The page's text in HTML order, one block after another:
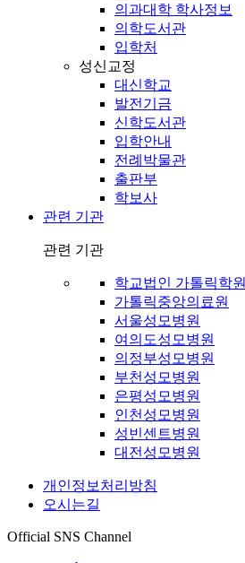
의과대학 학사정보
의학도서관
입학처
성신교정
대신학교
발전기금
신학도서관
입학안내
전례박물관
출판부
학보사
관련 기관
관련 기관
학교법인 가톨릭학원
가톨릭중앙의료원
서울성모병원
여의도성모병원
의정부성모병원
부천성모병원
은평성모병원
인천성모병원
성빈센트병원
대전성모병원
개인정보처리방침
오시는길
Official SNS Channel